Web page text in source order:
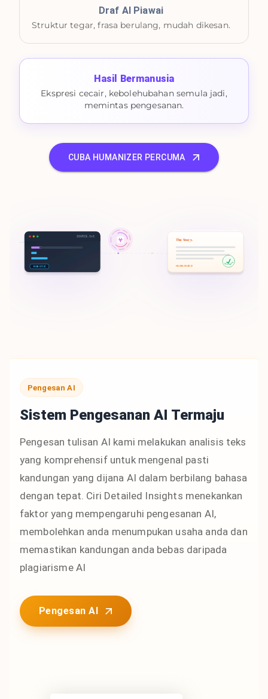
Draf AI Piawai
Struktur tegar, frasa berulang, mudah dikesan.
Hasil Bermanusia
Ekspresi cecair, kebolehubahan semula jadi,
memintas pengesanan.
CUBA HUMANIZER PERCUMA
SOURCE.txt
ROBOTIC
The Story.
100% HUMAN
HUMANIZED
Pengesan AI
Sistem Pengesanan AI Termaju
Pengesan tulisan AI kami melakukan analisis teks
yang komprehensif untuk mengenal pasti
kandungan yang dijana AI dalam berbilang bahasa
dengan tepat. Ciri Detailed Insights menekankan
faktor yang mempengaruhi pengesanan AI,
membolehkan anda menumpukan usaha anda dan
memastikan kandungan anda bebas daripada
plagiarisme AI
Pengesan AI